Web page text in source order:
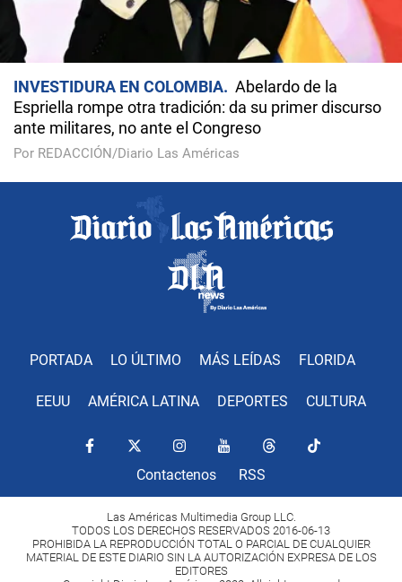
INVESTIDURA EN COLOMBIA
Abelardo de la
Espriella rompe otra tradición: da su primer discurso
ante militares, no ante el Congreso
Por REDACCIÓN/Diario Las Américas
PORTADA LO ÚLTIMO MÁS LEÍDAS FLORIDA
EEUU AMÉRICA LATINA DEPORTES CULTURA
Contactenos RSS
Las Américas Multimedia Group LLC.
TODOS LOS DERECHOS RESERVADOS 2016-06-13
PROHIBIDA LA REPRODUCCIÓN TOTAL O PARCIAL DE CUALQUIER
MATERIAL DE ESTE DIARIO SIN LA AUTORIZACIÓN EXPRESA DE LOS
EDITORES